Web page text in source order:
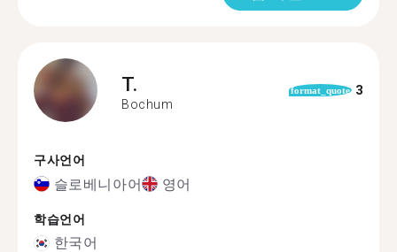
T.
Bochum
format_quote 3
구사언어
슬로베니아어 영어
학습언어
한국어